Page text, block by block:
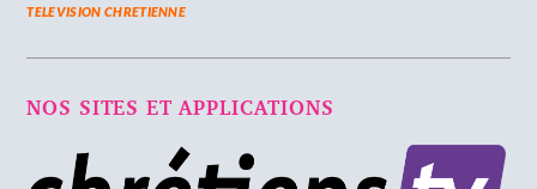
TELEVISION CHRETIENNE
NOS SITES ET APPLICATIONS